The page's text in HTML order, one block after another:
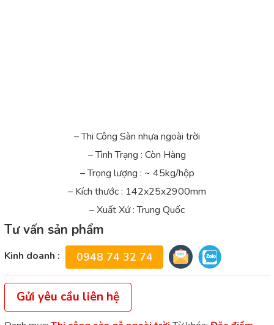
– Thi Công Sàn nhựa ngoài trời
– Tình Trạng : Còn Hàng
– Trọng lượng : ~ 45kg/hộp
– Kích thước : 142x25x2900mm
– Xuất Xứ : Trung Quốc
Tư vấn sản phẩm
Kinh doanh : 0948 74 32 74
Gửi yêu cầu liên hệ